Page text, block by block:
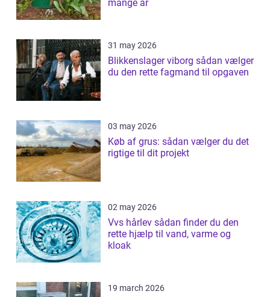
mange år
31 may 2026
Blikkenslager viborg sådan vælger
du den rette fagmand til opgaven
03 may 2026
Køb af grus: sådan vælger du det
rigtige til dit projekt
02 may 2026
Vvs hårlev sådan finder du den
rette hjælp til vand, varme og
kloak
19 march 2026